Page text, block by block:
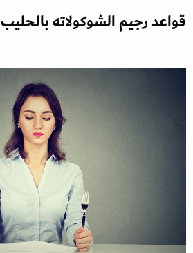
قواعد رجيم الشوكولاته بالحليب